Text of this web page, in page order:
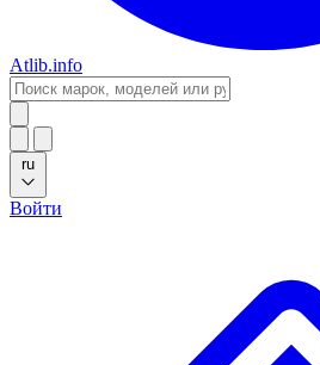
Atlib.info
ru
Войти